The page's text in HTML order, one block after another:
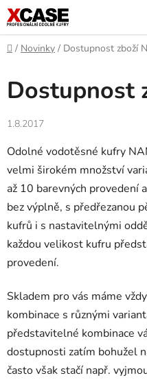
Přejít
na
obsah
Domů
/ Novinky / Dostupnost zboží
Dostupnost
1.8.2017
Odolné vodotěsné kufry
velmi širokém množství
až 10 barevných provedení
bez výplně, s předřezanou
kufrů i s nastavitelnými
každou velikost kufru
provedení.
Skladem pro vás máme
kombinace s různými
představitelné kombinace
dostupnosti zatím bohužel
často však stačí např.